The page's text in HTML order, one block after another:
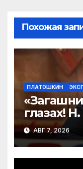
Похожая
ПЛАТОШКИН
глазах!
АВГ 7, 2026